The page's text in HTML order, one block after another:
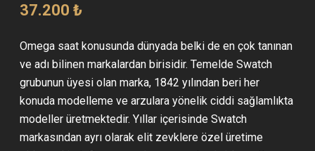
37.200₺
Omega saat konusunda dünyada belki de en çok tanınan
ve adı bilinen markalardan birisidir. Temelde Swatch
grubunun üyesi olan marka, 1842 yılından beri her
konuda modelleme ve arzulara yönelik ciddi sağlamlıkta
modeller üretmektedir. Yıllar içerisinde Swatch
markasından ayrı olarak elit zevklere özel üretime